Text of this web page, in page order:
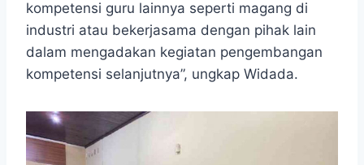
kompetensi guru lainnya seperti magang di
industri atau bekerjasama dengan pihak lain
dalam mengadakan kegiatan pengembangan
kompetensi selanjutnya”, ungkap Widada.